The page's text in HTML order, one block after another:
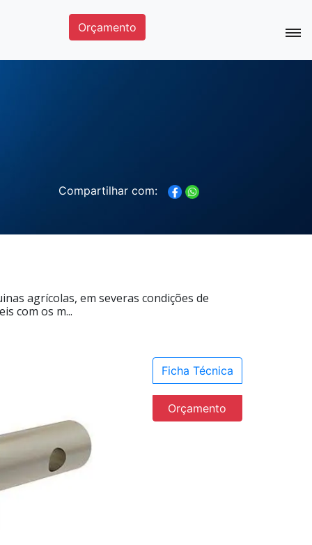
Orçamento
Compartilhar com:
agrícolas, em severas condições de
com os m...
Ficha Técnica
Orçamento